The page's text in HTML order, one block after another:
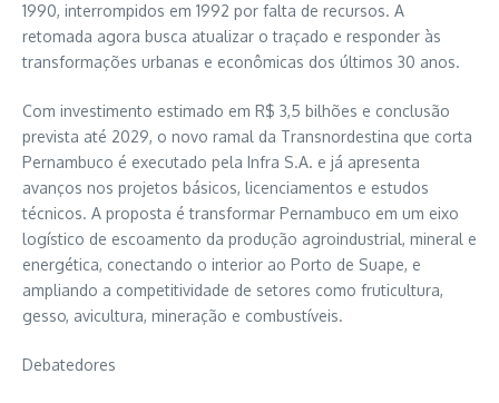
1990, interrompidos em 1992 por falta de recursos. A
retomada agora busca atualizar o traçado e responder às
transformações urbanas e econômicas dos últimos 30 anos.
Com investimento estimado em R$ 3,5 bilhões e conclusão
prevista até 2029, o novo ramal da Transnordestina que corta
Pernambuco é executado pela Infra S.A. e já apresenta
avanços nos projetos básicos, licenciamentos e estudos
técnicos. A proposta é transformar Pernambuco em um eixo
logístico de escoamento da produção agroindustrial, mineral e
energética, conectando o interior ao Porto de Suape, e
ampliando a competitividade de setores como fruticultura,
gesso, avicultura, mineração e combustíveis.
Debatedores